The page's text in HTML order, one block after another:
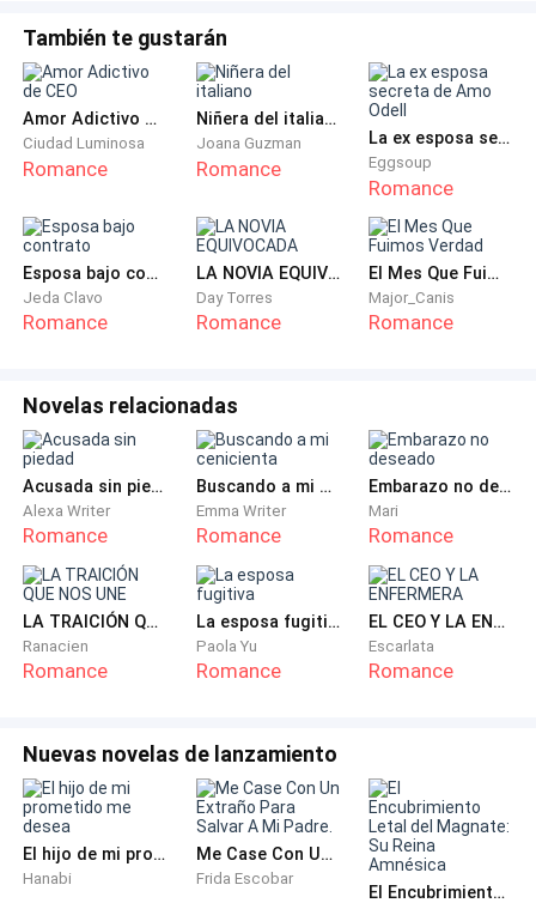
mis padres al no asistir a mi acto de grado, no le
concedí importancia a esto, dedicándome junto a los
demás a disfrutar la noche.
Nos ubicamos todos en un área común, para estar
pendientes unos de otros y comenzamos a pedir
tragos, los cuales dejábamos en la mesa, mientras
bailábamos.
Tres horas después, Sofía:
hasta para moverme, pero con fuerte dolor de
estómago, me levanté de la silla para ir al baño, viendo
todo borroso y con la audición distorsionada, alguien
se acercó para ayudarme…
quería la ayuda de nadie, empujando sus manos. Con
tanto ruido y grito, en la disco, nadie me escuchó. Me
sentía como drogada, sé lo que se siente, porque en
una oportunidad lo experimenté, para probar, pero en
—Yo te llevo —refutaba con un eco la persona, que me
quería llevar, pero a quien no podía distinguir bien,
porque todo estaba muy oscuro o borroso, no sé,
además, había mucho humo.
También te gustarán
Amor Adictivo de CEO
Ciudad Luminosa
Romance
Niñera del italiano
Joana Guzman
Romance
La ex esposa secreta de Amo Odell
Eggsoup
Romance
Esposa bajo contrato
Jeda Clavo
Romance
LA NOVIA EQUIVOCADA
Day Torres
Romance
El Mes Que Fuimos Verdad
Major_Canis
Romance
Novelas relacionadas
Acusada sin piedad
Alexa Writer
Romance
Buscando a mi cenicienta
Emma Writer
Romance
Embarazo no deseado
Mari
Romance
LA TRAICIÓN QUE NOS UNE
Ranacien
Romance
La esposa fugitiva
Paola Yu
Romance
EL CEO Y LA ENFERMERA
Escarlata
Romance
Nuevas novelas de lanzamiento
El hijo de mi prometido me desea
Hanabi
Me Case Con Un Extraño Para Salvar A Mi Padre.
Frida Escobar
El Encubrimiento Letal del Magnate: Su Reina Amnésica